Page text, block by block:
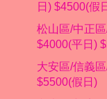
日) $4500(假
松山區/中正
$4000(平日)
大安區/信義
$5500(假日)